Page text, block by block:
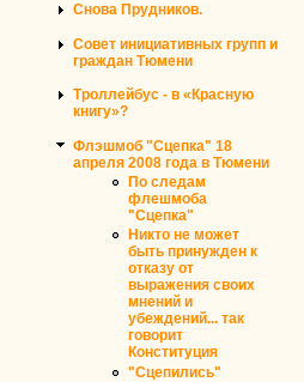
Снова Прудников.
Совет инициативных групп и
граждан Тюмени
Троллейбус - в «Красную
книгу»?
Флэшмоб "Сцепка" 18
апреля 2008 года в Тюмени
По следам
флешмоба
"Сцепка"
Никто не может
быть принужден к
отказу от
выражения своих
мнений и
убеждений... так
говорит
Конституция
"Сцепились"